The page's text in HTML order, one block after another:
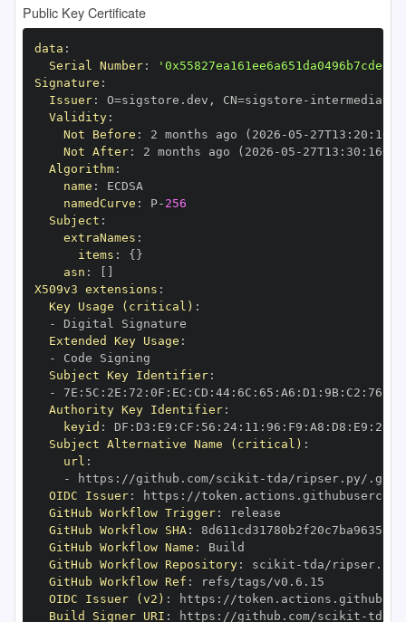
Public Key Certificate
data :
Serial Number:
Signature :
Issuer: O=sigstore.dev , CN=sigstore -
Validity:
Not Before : 2 months ago (2026 -05 - 27T13 : 20 :
Not After: 2 months ago (2026 -05 - 27T13 : 30 : 16+00
Algorithm:
name :
namedCurve : P- 256
Subject :
extraNames :
items : { }
asn :
X509v3 extensions :
Key Usage (critical) :
-
Extended Key Usage :
-
Subject Key Identifier:
-
7E : 5C : 2E : 72 : 0F : EC : CD : 44: 6C : 65 : A6 : D1 : 9B: C2 : 76
Authority Key Identifier:
keyid : DF : D3 : E9 : CF : 56 : 24: 11 : 96 : F9 : A8 : D8 : E9 : 28
Subject Alternative Name (critical) :
url :
-
https : //github.com/scikit -
OIDC Issuer: https :
GitHub Workflow Trigger:
GitHub Workflow SHA:
GitHub Workflow Name :
GitHub Workflow Repository: scikit -
GitHub Workflow Ref :
OIDC Issuer (v2) : https :
Build Signer URI : https : //github.com/scikit -